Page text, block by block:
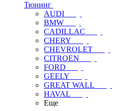
Тюнинг
AUDI
BMW
CADILLAC
CHERY
CHEVROLET
CITROEN
FORD
GEELY
GREAT WALL
HAVAL
Еще